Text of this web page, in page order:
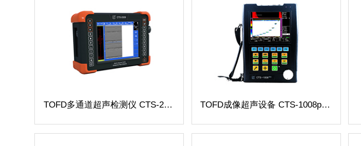
TOFD多通道超声检测仪 CTS-2009 TOFD成像超声设备 CTS-1008plus